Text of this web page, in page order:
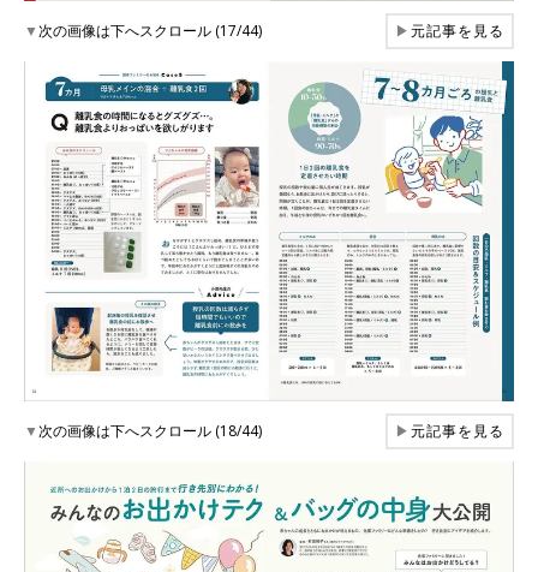
▼次の画像は下へスクロール (17/44) ▶元記事を見る
▼次の画像は下へスクロール (18/44) ▶元記事を見る